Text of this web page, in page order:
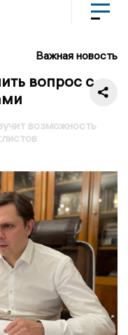
Важная новость
вопрос с
возможность